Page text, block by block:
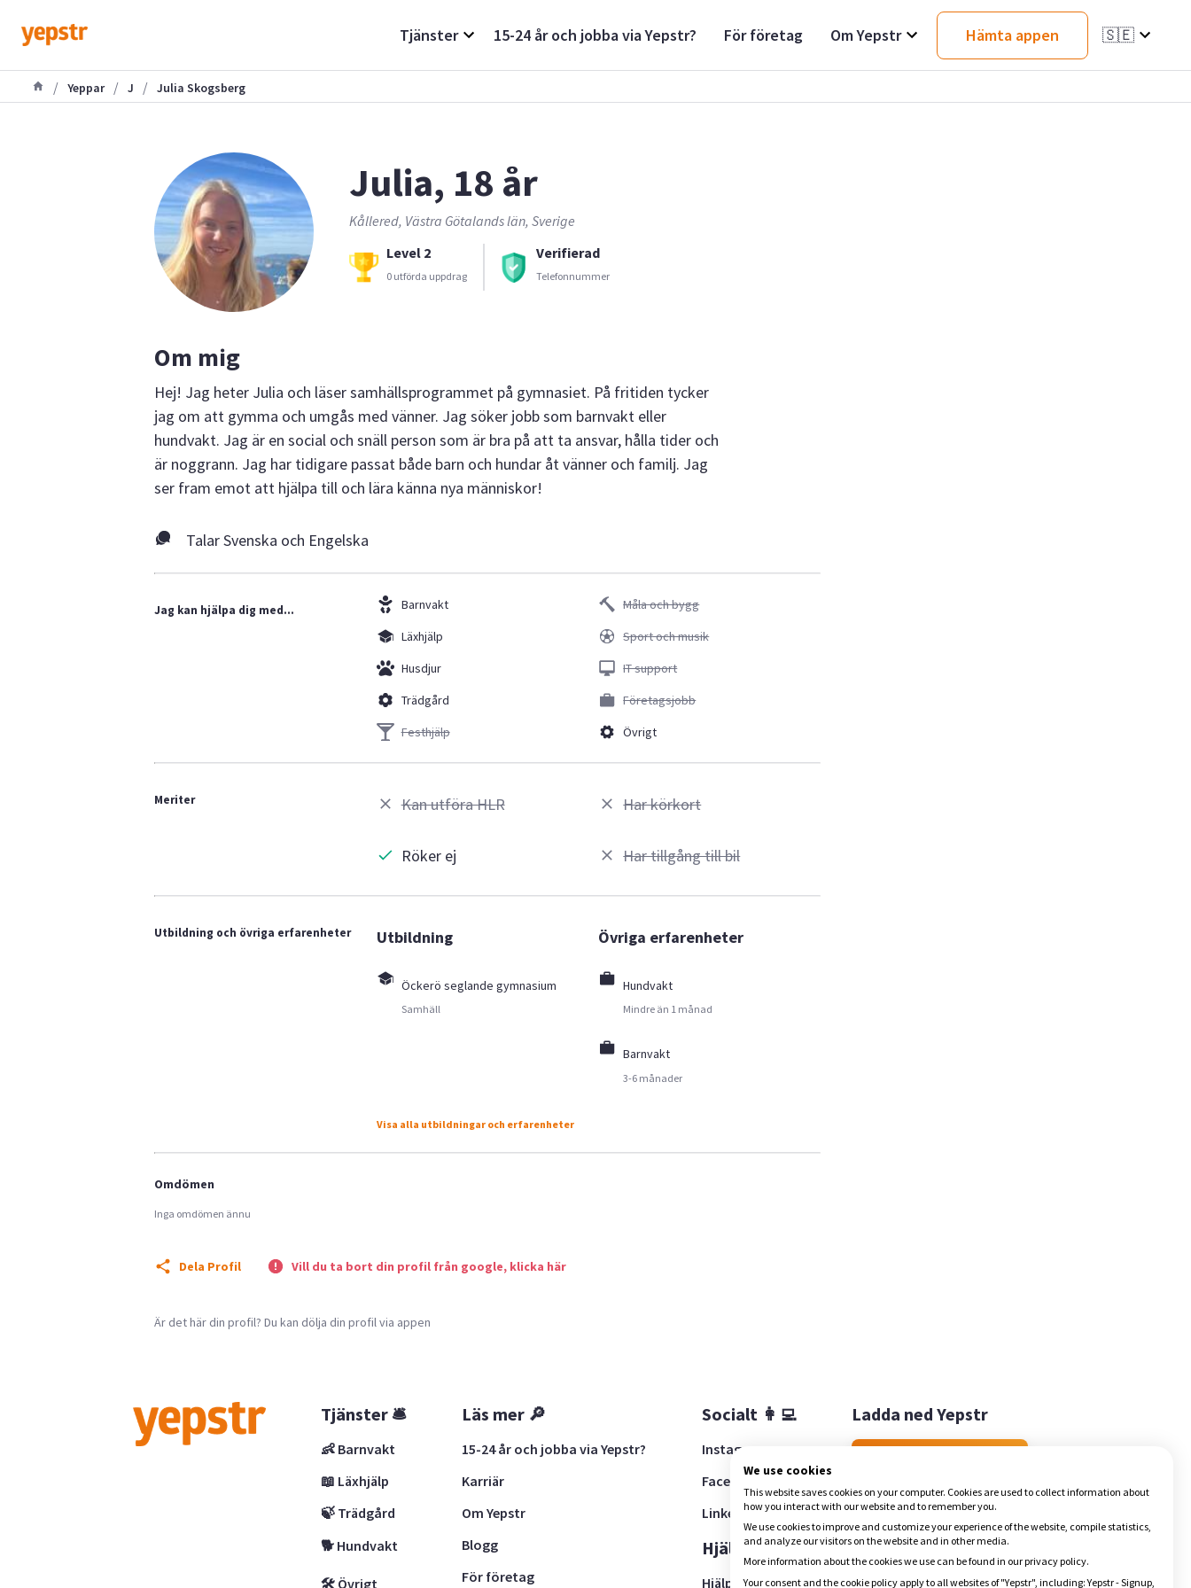
Tjänster 15-24 år och jobba via Yepstr? För företag Om Yepstr Hämta appen 🇸🇪
/ Yeppar / J / Julia Skogsberg
Julia, 18 år
Kållered, Västra Götalands län, Sverige
Level 2
0 utförda uppdrag
Verifierad
Telefonnummer
Om mig
Hej! Jag heter Julia och läser samhällsprogrammet på gymnasiet. På fritiden tycker
jag om att gymma och umgås med vänner. Jag söker jobb som barnvakt eller
hundvakt. Jag är en social och snäll person som är bra på att ta ansvar, hålla tider och
är noggrann. Jag har tidigare passat både barn och hundar åt vänner och familj. Jag
ser fram emot att hjälpa till och lära känna nya människor!
Talar Svenska och Engelska
Jag kan hjälpa dig med...
Barnvakt
Läxhjälp
Husdjur
Trädgård
Festhjälp
Måla och bygg
Sport och musik
IT support
Företagsjobb
Övrigt
Meriter Kan utföra HLR
Röker ej
Har körkort
Har tillgång till bil
Utbildning och övriga erfarenheter Utbildning
Öckerö seglande gymnasium
Samhäll
Övriga erfarenheter
Hundvakt
Mindre än 1 månad
Barnvakt
3-6 månader
Visa alla utbildningar och erfarenheter
Omdömen
Inga omdömen ännu
Dela Profil Vill du ta bort din profil från google, klicka här
Är det här din profil? Du kan dölja din profil via appen
Tjänster 🛎
👶 Barnvakt
📖 Läxhjälp
🍃 Trädgård
🐕 Hundvakt
🛠 Övrigt
Läs mer 🔎
15-24 år och jobba via Yepstr?
Karriär
Om Yepstr
Blogg
För företag
Socialt 👩‍💻
Instagram
Facebook
LinkedIn
Hjälp 🚨
Hjälpcenter
Ladda ned Yepstr
We use cookies
This website saves cookies on your computer. Cookies are used to collect information about
how you interact with our website and to remember you.
We use cookies to improve and customize your experience of the website, compile statistics,
and analyze our visitors on the website and in other media.
More information about the cookies we use can be found in our privacy policy.
Your consent and the cookie policy apply to all websites of "Yepstr", including: Yepstr - Signup,